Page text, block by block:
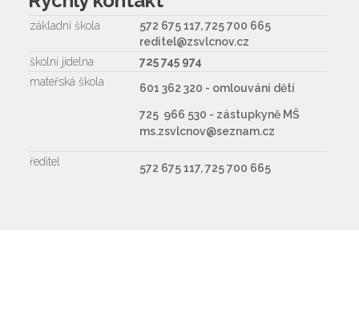
základní škola
572 675 117, 725 700 665
reditel@zsvlcnov.cz
školní jídelna
725 745 974
mateřská škola
601 362 320 - omlouvání dětí
725 966 530 - zástupkyně MŠ
ms.zsvlcnov@seznam.cz
ředitel 572 675 117, 725 700 665